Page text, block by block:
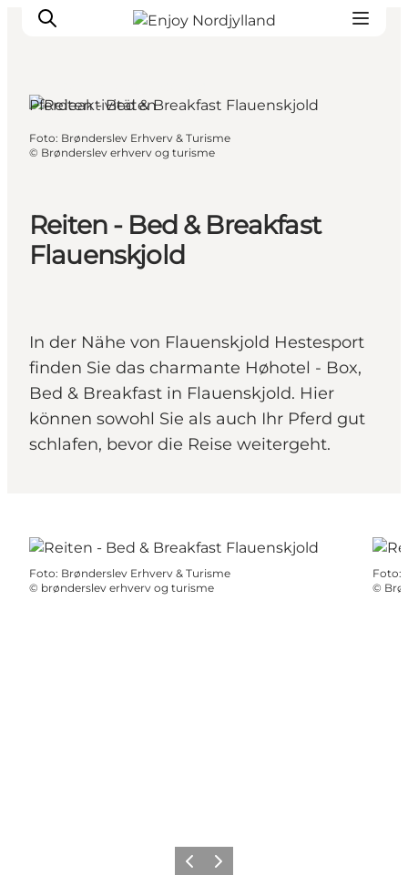
Erlebnisse
Guides
Veranstaltungen
Reiten - Bed & Breakfast
Flauenskjold
In der Nähe von Flauenskjold Hestesport
finden Sie das charmante Høhotel - Box,
Bed & Breakfast in Flauenskjold. Hier
können sowohl Sie als auch Ihr Pferd gut
schlafen, bevor die Reise weitergeht.
Pferdeaktivitäten
Foto: Brønderslev Erhverv & Turisme
© Brønderslev erhverv og turisme
Foto: Brønderslev Erhverv & Turisme
© brønderslev erhverv og turisme
Foto:
©
ZurückWeiter